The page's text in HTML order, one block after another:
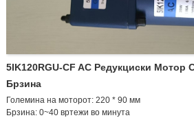
5IK120RGU-CF AC Редукциски Мотор
Брзина
Големина на моторот: 220 * 90 мм
Брзина: 0~40 вртежи во минута